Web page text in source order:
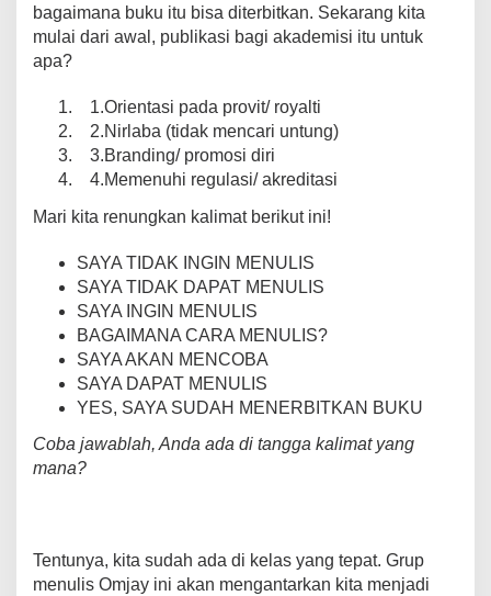
bagaimana buku itu bisa diterbitkan. Sekarang kita
mulai dari awal, publikasi bagi akademisi itu untuk
apa?
1.Orientasi pada provit/ royalti
2.Nirlaba (tidak mencari untung)
3.Branding/ promosi diri
4.Memenuhi regulasi/ akreditasi
Mari kita renungkan kalimat berikut ini!
SAYA TIDAK INGIN MENULIS
SAYA TIDAK DAPAT MENULIS
SAYA INGIN MENULIS
BAGAIMANA CARA MENULIS?
SAYA AKAN MENCOBA
SAYA DAPAT MENULIS
YES, SAYA SUDAH MENERBITKAN BUKU
Coba jawablah, Anda ada di tangga kalimat yang
mana?
Tentunya, kita sudah ada di kelas yang tepat. Grup
menulis Omjay ini akan mengantarkan kita menjadi